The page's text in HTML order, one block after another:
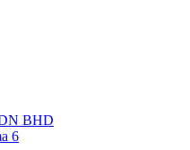
BHD
6